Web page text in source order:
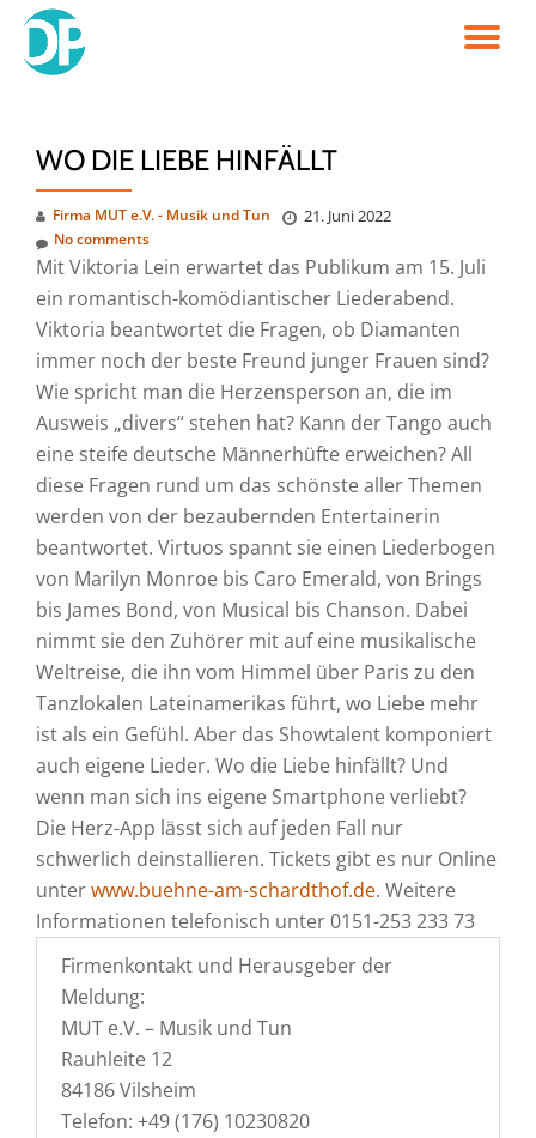
Skip
WO DIE LIEBE HINFÄLLT
Firma MUT e.V. - Musik und Tun 21. Juni 2022
No comments
Mit Viktoria Lein erwartet das Publikum am 15. Juli
ein romantisch-komödiantischer Liederabend.
Viktoria beantwortet die Fragen, ob Diamanten
immer noch der beste Freund junger Frauen sind?
Wie spricht man die Herzensperson an, die im
Ausweis „divers“ stehen hat? Kann der Tango auch
eine steife deutsche Männerhüfte erweichen? All
diese Fragen rund um das schönste aller Themen
werden von der bezaubernden Entertainerin
beantwortet. Virtuos spannt sie einen Liederbogen
von Marilyn Monroe bis Caro Emerald, von Brings
bis James Bond, von Musical bis Chanson. Dabei
nimmt sie den Zuhörer mit auf eine musikalische
Weltreise, die ihn vom Himmel über Paris zu den
Tanzlokalen Lateinamerikas führt, wo Liebe mehr
ist als ein Gefühl. Aber das Showtalent komponiert
auch eigene Lieder. Wo die Liebe hinfällt? Und
wenn man sich ins eigene Smartphone verliebt?
Die Herz-App lässt sich auf jeden Fall nur
schwerlich deinstallieren. Tickets gibt es nur Online
unterwww.buehne-am-schardthof.de. Weitere
Informationen telefonisch unter 0151-253 233 73
Firmenkontakt und Herausgeber der
Meldung:
MUT e.V. – Musik und Tun
Rauhleite 12
84186 Vilsheim
Telefon: +49 (176) 10230820